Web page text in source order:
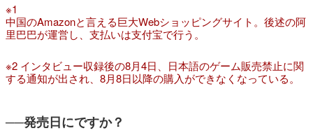
※1
中国のAmazonと言える巨大Webショッピングサイト。後述の阿
里巴巴が運営し、支払いは支付宝で行う。
※2 インタビュー収録後の8月4日、日本語のゲーム販売禁止に関
する通知が出され、8月8日以降の購入ができなくなっている。
──発売日にですか？